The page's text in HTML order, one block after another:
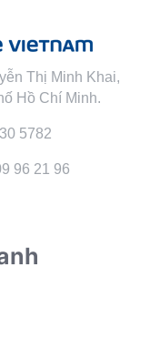
Thị Minh Khai,
Hồ Chí Minh.
5782
96 21 96